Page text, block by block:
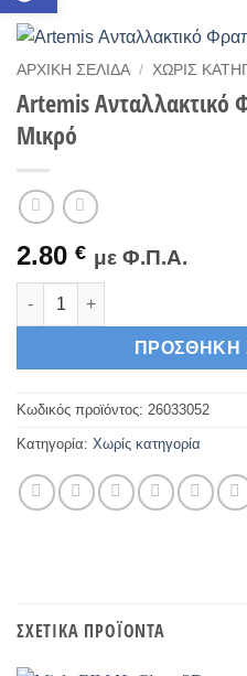
ΑΡΧΙΚΉ ΣΕΛΊΔΑ / ΧΩΡΊΣ
Artemis Ανταλλακτικό
Μικρό
2.80 € με Φ.Π.Α.
Artemis Ανταλλακτικό
ΠΡΟΣΘΉΚΗ
Κωδικός προϊόντος: 26033052
Κατηγορία: Χωρίς κατηγορία
ΣΧΕΤΙΚΆ ΠΡΟΪΌΝΤΑ